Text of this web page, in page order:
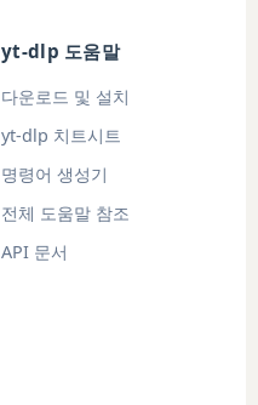
yt-dlp 도움말
다운로드 및 설치
yt-dlp 치트시트
명령어 생성기
전체 도움말 참조
API 문서